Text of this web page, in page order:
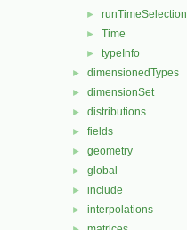
► runTimeSelection
► Time
► typeInfo
► dimensionedTypes
► dimensionSet
► distributions
► fields
► geometry
► global
► include
► interpolations